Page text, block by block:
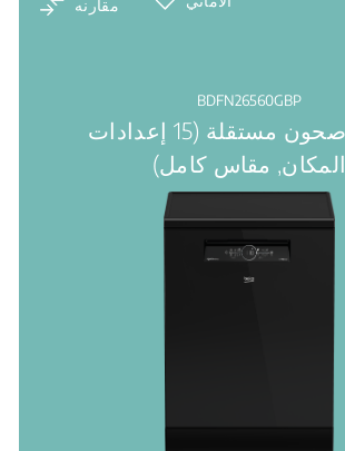
مقارنه
BDFN26560GBP
غسالة صحون مستقلة (15 إعدادات
المكان, مقاس كامل)